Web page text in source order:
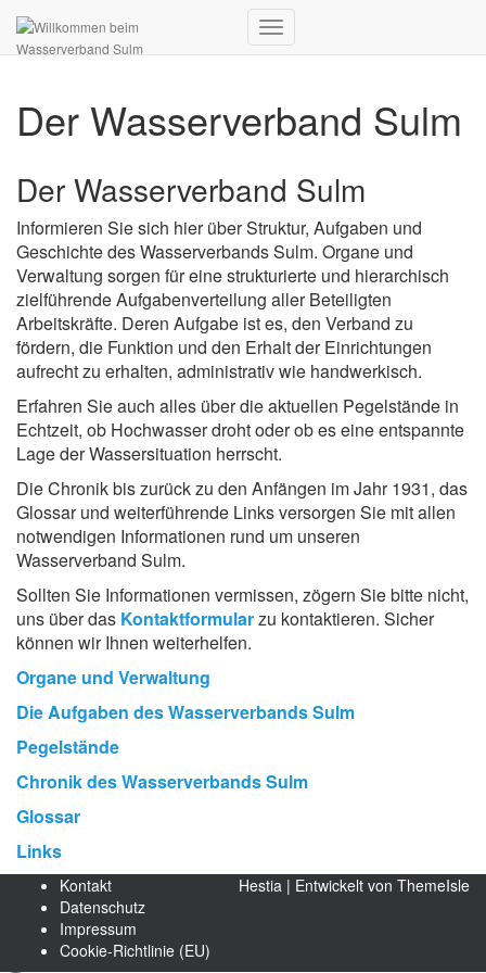
Navigation
Der Wasserverband Sulm
Der Wasserverband Sulm
Informieren Sie sich hier über Struktur, Aufgaben und
Geschichte des Wasserverbands Sulm. Organe und
Verwaltung sorgen für eine strukturierte und hierarchisch
zielführende Aufgabenverteilung aller Beteiligten
Arbeitskräfte. Deren Aufgabe ist es, den Verband zu
fördern, die Funktion und den Erhalt der Einrichtungen
aufrecht zu erhalten, administrativ wie handwerkisch.
Erfahren Sie auch alles über die aktuellen Pegelstände in
Echtzeit, ob Hochwasser droht oder ob es eine entspannte
Lage der Wassersituation herrscht.
Die Chronik bis zurück zu den Anfängen im Jahr 1931, das
Glossar und weiterführende Links versorgen Sie mit allen
notwendigen Informationen rund um unseren
Wasserverband Sulm.
Sollten Sie Informationen vermissen, zögern Sie bitte nicht,
uns über das Kontaktformularzu kontaktieren. Sicher
können wir Ihnen weiterhelfen.
Organe und Verwaltung
Die Aufgaben des Wasserverbands Sulm
Pegelstände
Chronik des Wasserverbands Sulm
Glossar
Links
Kontakt
Datenschutz
Impressum
Cookie-Richtlinie (EU)
Hestia | Entwickelt von ThemeIsle